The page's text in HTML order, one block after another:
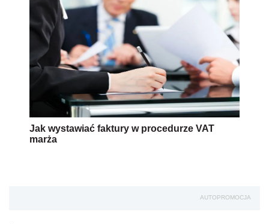
Jak wystawiać faktury w procedurze VAT
marża
AUTOPROMOCJA